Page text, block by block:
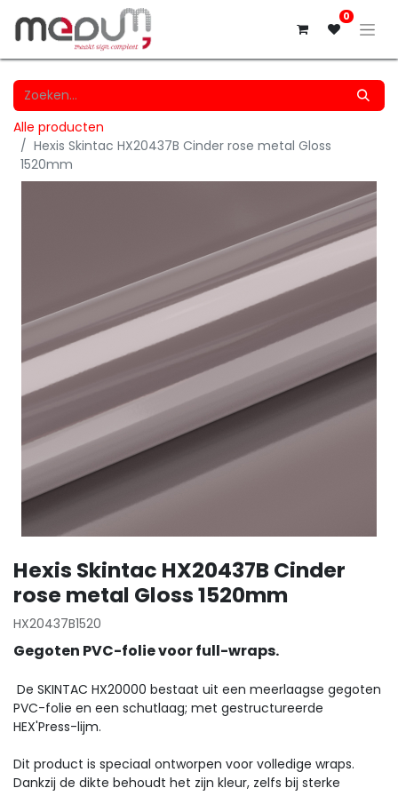
0
Alle producten
Hexis Skintac HX20437B Cinder rose metal Gloss
1520mm
Hexis Skintac HX20437B Cinder
rose metal Gloss 1520mm
HX20437B1520
Gegoten PVC-folie voor full-wraps.
De SKINTAC HX20000 bestaat uit een meerlaagse gegoten
PVC-folie en een schutlaag; met gestructureerde
HEX'Press-lijm.
Dit product is speciaal ontworpen voor volledige wraps.
Dankzij de dikte behoudt het zijn kleur, zelfs bij sterke